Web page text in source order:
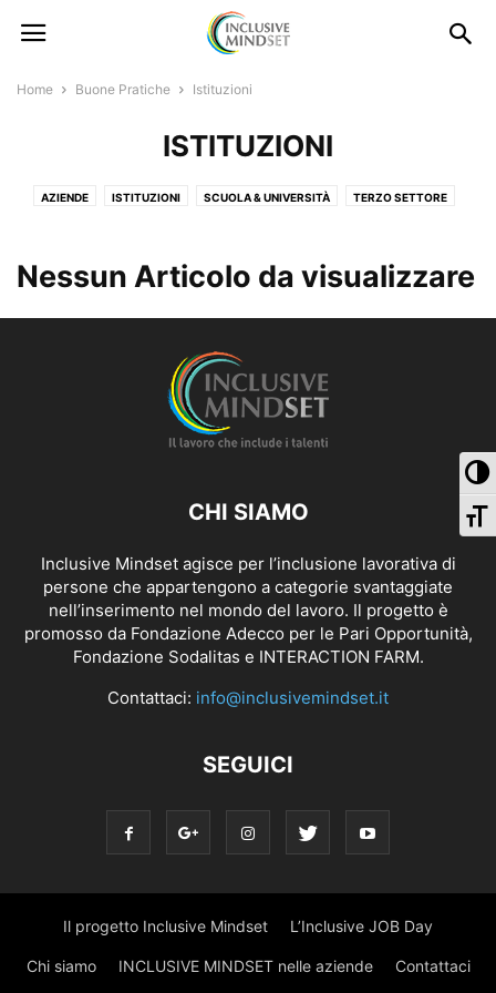
Home Buone Pratiche Istituzioni
ISTITUZIONI
AZIENDE ISTITUZIONI SCUOLA & UNIVERSITÀ TERZO SETTORE
Nessun Articolo da visualizzare
CHI SIAMO
Inclusive Mindset agisce per l’inclusione lavorativa di
persone che appartengono a categorie svantaggiate
nell’inserimento nel mondo del lavoro. Il progetto è
promosso da Fondazione Adecco per le Pari Opportunità,
Fondazione Sodalitas e INTERACTION FARM.
Contattaci: info@inclusivemindset.it
SEGUICI
Il progetto Inclusive Mindset L’Inclusive JOB Day
Chi siamo INCLUSIVE MINDSET nelle aziende Contattaci